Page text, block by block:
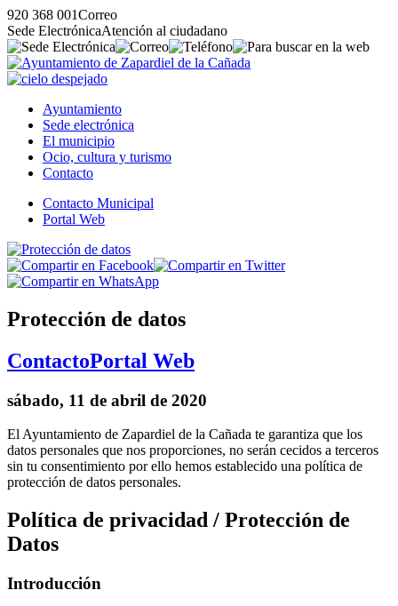
920 368 001Correo
Sede ElectrónicaAtención al ciudadano
Ayuntamiento
Sede electrónica
El municipio
Ocio, cultura y turismo
Contacto
Contacto Municipal
Portal Web
Protección de datos
ContactoPortal Web
sábado, 11 de abril de 2020
El Ayuntamiento de Zapardiel de la Cañada te garantiza que los
datos personales que nos proporciones, no serán cecidos a terceros
sin tu consentimiento por ello hemos establecido una política de
protección de datos personales.
Política de privacidad / Protección de
Datos
Introducción